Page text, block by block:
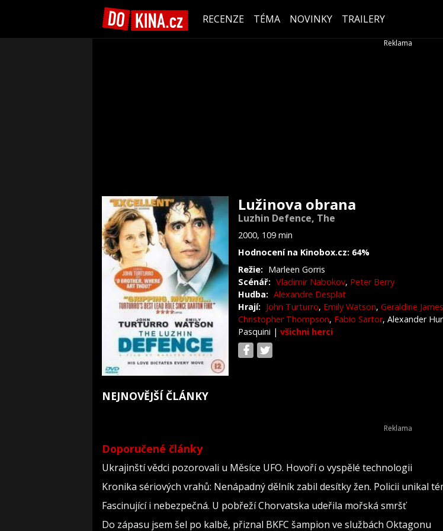
RECENZE TÉMA NOVINKY TRAILERY
Lužinova obrana
Luzhin Defence, The
2000, 109 min
Hodnocení na Kinobox.cz: 64%
Režie: Marleen Gorris
Scénář: Vladimir Nabokov, Peter Berry
Hudba: Alexandre Desplat
Hrají: John Turturro, Emily Watson, Geraldine James
Christopher Thompson, Fabio Sartor, Alexander
Pasquini | všichni herci
NEJNOVĚJŠÍ ČLÁNKY
Doporučené články
Ukrajinští vědci pozorovali u Měsíce UFO. Hovoří o vyspělé technologii
Kronika sériových vrahů: Nenápadný dělník zabil desítky žen. Policii unikal
Fascinující i nebezpečná. U pobřeží Chorvatska udeřila mořská smršť
Do zápasu jsem šel po kalbě, přiznal BKFC šampion ve službách Oktagonu